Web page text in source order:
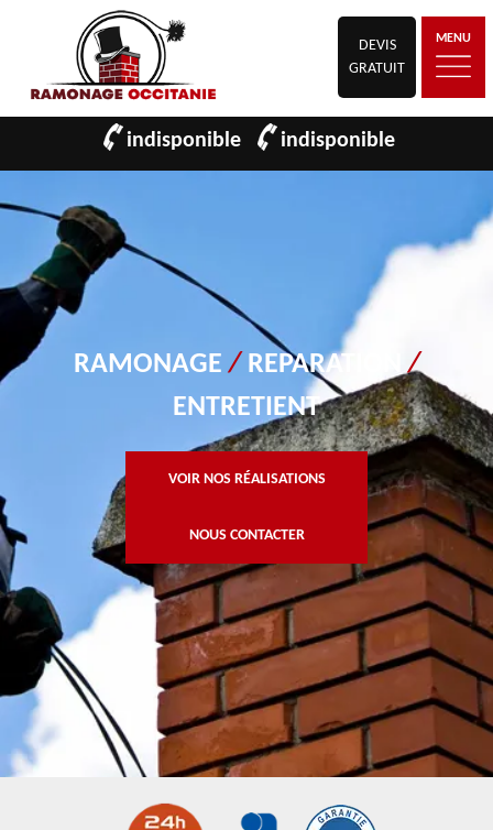
DEVIS
GRATUIT
MENU
indisponible indisponible
RAMONAGE/ REPARATION/
ENTRETIENT
VOIR NOS RÉALISATIONS
NOUS CONTACTER